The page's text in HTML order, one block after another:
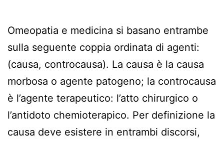
Omeopatia e medicina si basano entrambe
sulla seguente coppia ordinata di agenti:
(causa, controcausa). La causa è la causa
morbosa o agente patogeno; la controcausa
è l’agente terapeutico: l’atto chirurgico o
l’antidoto chemioterapico. Per definizione la
causa deve esistere in entrambi discorsi,